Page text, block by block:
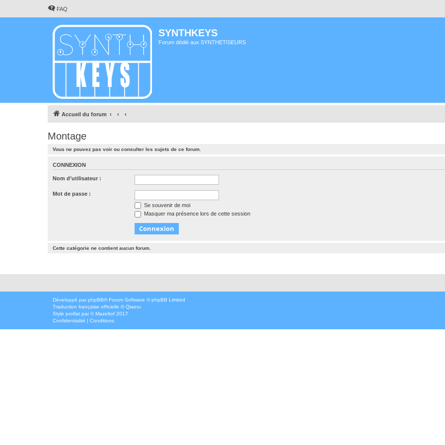
FAQ
SYNTHKEYS
Forum dédié aux SYNTHETISEURS
Accueil du forum
Montage
Vous ne pouvez pas voir ou consulter les sujets de ce forum.
CONNEXION
Nom d’utilisateur :
Mot de passe :
Se souvenir de moi
Masquer ma présence lors de cette session
Cette catégorie ne contient aucun forum.
Développé par phpBB® Forum Software © phpBB Limited
Traduction française officielle ©Qiaeru
Style proflat par ©Mazeltof 2017
Confidentialité | Conditions